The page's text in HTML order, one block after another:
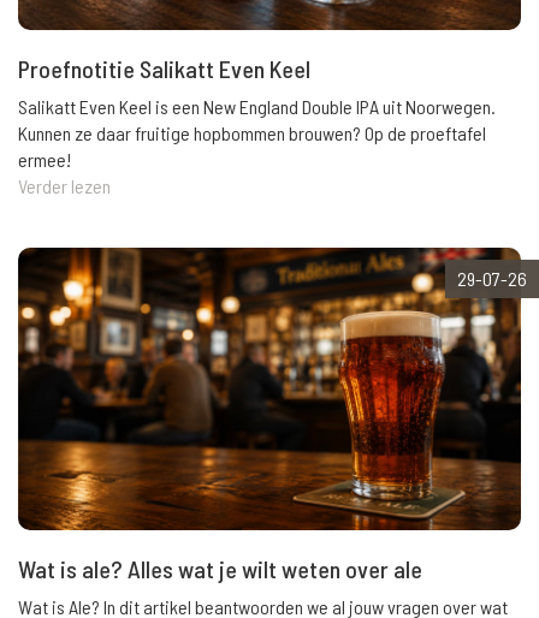
Proefnotitie Salikatt Even Keel
Salikatt Even Keel is een New England Double IPA uit Noorwegen.
Kunnen ze daar fruitige hopbommen brouwen? Op de proeftafel
ermee!
Verder lezen
29-07-26
Wat is ale? Alles wat je wilt weten over ale
Wat is Ale? In dit artikel beantwoorden we al jouw vragen over wat